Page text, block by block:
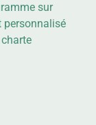
sur
personnalisé